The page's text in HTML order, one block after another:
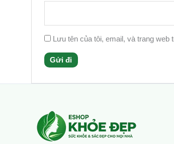
Lưu tên của tôi, email, và trang web